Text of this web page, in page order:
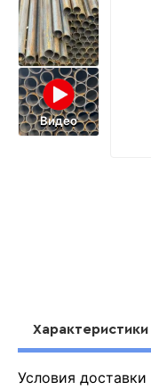
Видео
Условия